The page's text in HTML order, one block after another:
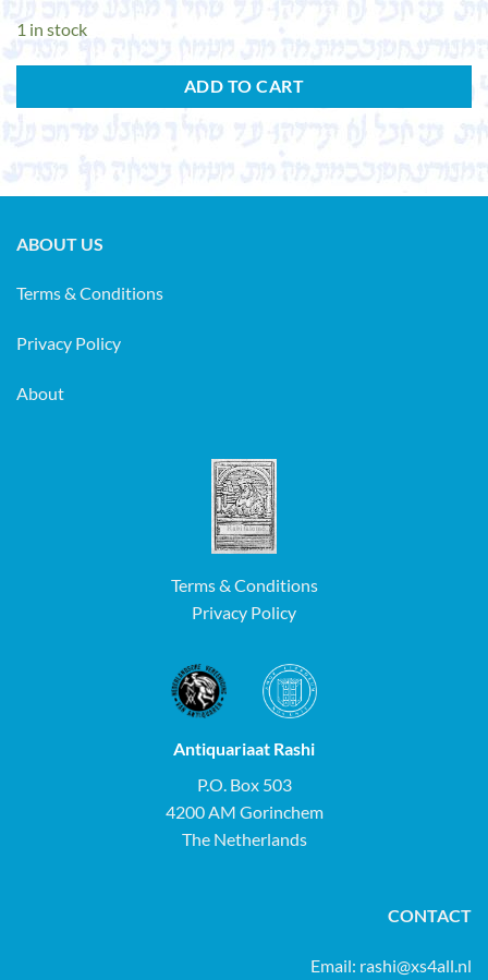
1 in stock
ADD TO CART
ABOUT US
Terms & Conditions
Privacy Policy
About
Terms & Conditions
Privacy Policy
Antiquariaat Rashi
P.O. Box 503
4200 AM Gorinchem
The Netherlands
CONTACT
Email: rashi@xs4all.nl